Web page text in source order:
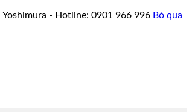
- Hotline: 0901 966 996 Bỏ qua